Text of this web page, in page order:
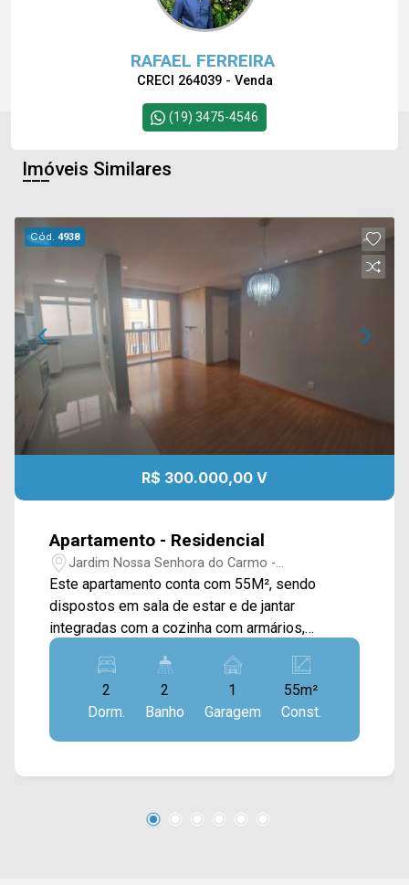
RAFAEL FERREIRA
CRECI 264039 - Venda
(19) 3475-4546
Imóveis Similares
Cód.4938
R$ 300.000,00 V
Apartamento - Residencial
Jardim Nossa Senhora do Carmo -
Americana/SP
Este apartamento conta com 55M², sendo
dispostos em sala de estar e de jantar
integradas com a cozinha com armários,
estando conectada com a área de serviço, e
sacada com vista livre. > 02 quartos, sendo 01
suíte; > 02 banheiros, sendo 01 social; > 01 vaga
de garagem. Localizado no bairro Jardim Nossa
Senhora do Carmo, este condomínio está
da Música e Av. Europa. Esta região conta com
restaurantes e praças. Entre em contato com a
2
Dorm.
2
Banho
1
Garagem
55m²
Const.